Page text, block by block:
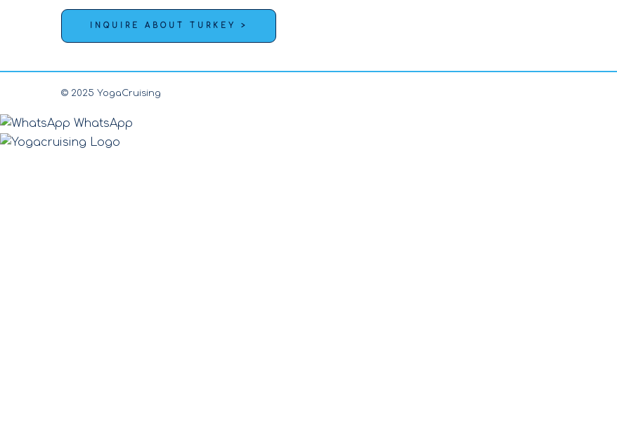
INQUIRE ABOUT TURKEY >
© 2025 YogaCruising
WhatsApp